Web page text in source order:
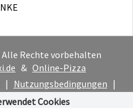
Alle Rechte vorbehalten
& Online-Pizza
| Nutzungsbedingungen |
Cookies